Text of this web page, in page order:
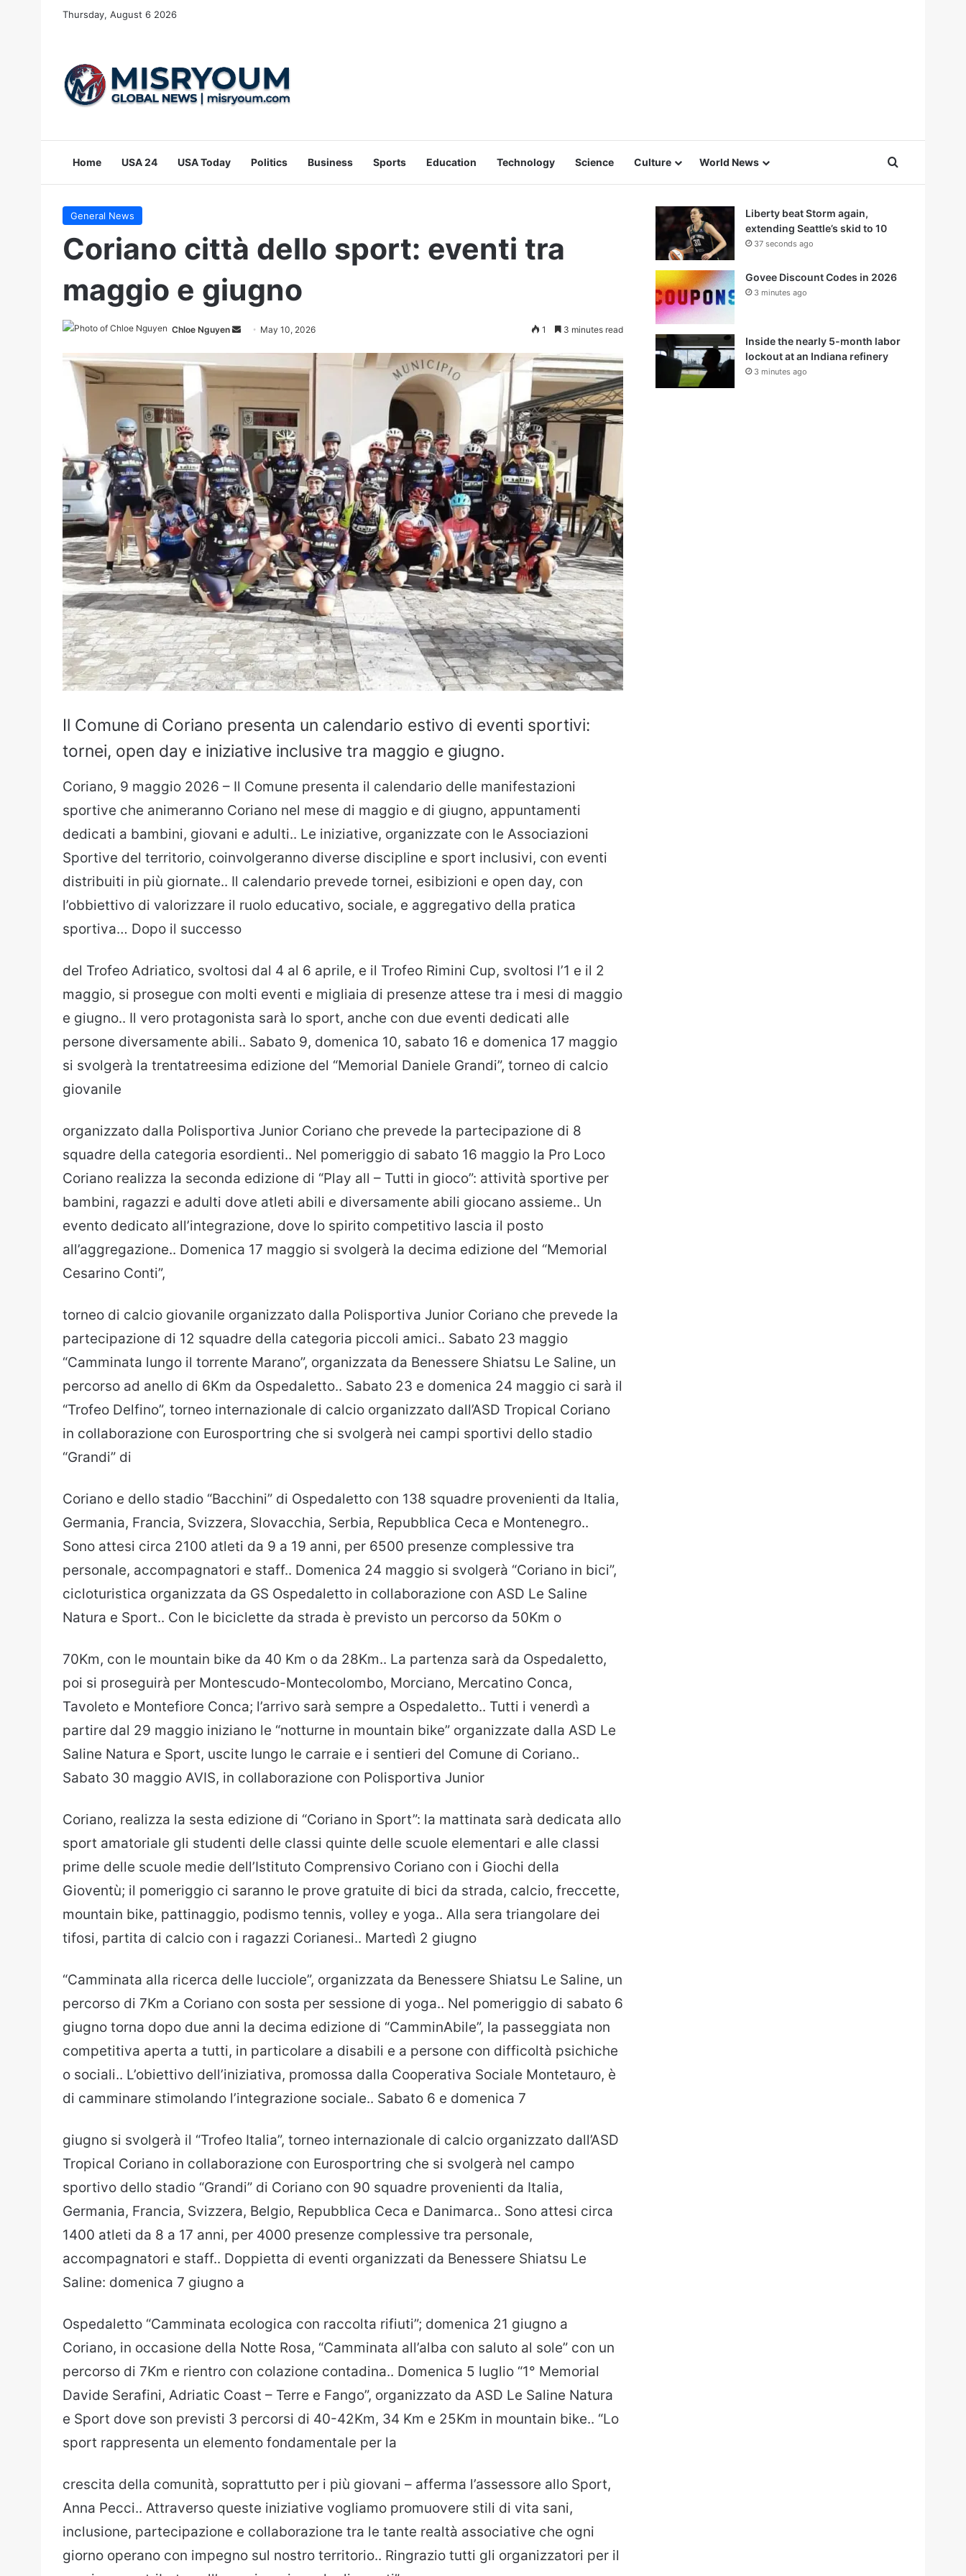
Thursday, August 6 2026
Home USA 24 USA Today Politics Business Sports Education Technology Science Culture World News Search for
General News
Coriano città dello sport: eventi tra
maggio e giugno
Chloe Nguyen
Send
email
May 10, 2026 1 3 minutes read
Il Comune di Coriano presenta un calendario estivo di eventi sportivi:
tornei, open day e iniziative inclusive tra maggio e giugno.
Coriano, 9 maggio 2026 – Il Comune presenta il calendario delle manifestazioni
sportive che animeranno Coriano nel mese di maggio e di giugno, appuntamenti
dedicati a bambini, giovani e adulti.. Le iniziative, organizzate con le Associazioni
Sportive del territorio, coinvolgeranno diverse discipline e sport inclusivi, con eventi
distribuiti in più giornate.. Il calendario prevede tornei, esibizioni e open day, con
l’obbiettivo di valorizzare il ruolo educativo, sociale, e aggregativo della pratica
sportiva… Dopo il successo
del Trofeo Adriatico, svoltosi dal 4 al 6 aprile, e il Trofeo Rimini Cup, svoltosi l’1 e il 2
maggio, si prosegue con molti eventi e migliaia di presenze attese tra i mesi di maggio
e giugno.. Il vero protagonista sarà lo sport, anche con due eventi dedicati alle
persone diversamente abili.. Sabato 9, domenica 10, sabato 16 e domenica 17 maggio
si svolgerà la trentatreesima edizione del “Memorial Daniele Grandi”, torneo di calcio
giovanile
organizzato dalla Polisportiva Junior Coriano che prevede la partecipazione di 8
squadre della categoria esordienti.. Nel pomeriggio di sabato 16 maggio la Pro Loco
Coriano realizza la seconda edizione di “Play all – Tutti in gioco”: attività sportive per
bambini, ragazzi e adulti dove atleti abili e diversamente abili giocano assieme.. Un
evento dedicato all’integrazione, dove lo spirito competitivo lascia il posto
all’aggregazione.. Domenica 17 maggio si svolgerà la decima edizione del “Memorial
Cesarino Conti”,
torneo di calcio giovanile organizzato dalla Polisportiva Junior Coriano che prevede la
partecipazione di 12 squadre della categoria piccoli amici.. Sabato 23 maggio
“Camminata lungo il torrente Marano”, organizzata da Benessere Shiatsu Le Saline, un
percorso ad anello di 6Km da Ospedaletto.. Sabato 23 e domenica 24 maggio ci sarà il
“Trofeo Delfino”, torneo internazionale di calcio organizzato dall’ASD Tropical Coriano
in collaborazione con Eurosportring che si svolgerà nei campi sportivi dello stadio
“Grandi” di
Coriano e dello stadio “Bacchini” di Ospedaletto con 138 squadre provenienti da Italia,
Germania, Francia, Svizzera, Slovacchia, Serbia, Repubblica Ceca e Montenegro..
Sono attesi circa 2100 atleti da 9 a 19 anni, per 6500 presenze complessive tra
personale, accompagnatori e staff.. Domenica 24 maggio si svolgerà “Coriano in bici”,
cicloturistica organizzata da GS Ospedaletto in collaborazione con ASD Le Saline
Natura e Sport.. Con le biciclette da strada è previsto un percorso da 50Km o
70Km, con le mountain bike da 40 Km o da 28Km.. La partenza sarà da Ospedaletto,
poi si proseguirà per Montescudo-Montecolombo, Morciano, Mercatino Conca,
Tavoleto e Montefiore Conca; l’arrivo sarà sempre a Ospedaletto.. Tutti i venerdì a
partire dal 29 maggio iniziano le “notturne in mountain bike” organizzate dalla ASD Le
Saline Natura e Sport, uscite lungo le carraie e i sentieri del Comune di Coriano..
Sabato 30 maggio AVIS, in collaborazione con Polisportiva Junior
Coriano, realizza la sesta edizione di “Coriano in Sport”: la mattinata sarà dedicata allo
sport amatoriale gli studenti delle classi quinte delle scuole elementari e alle classi
prime delle scuole medie dell’Istituto Comprensivo Coriano con i Giochi della
Gioventù; il pomeriggio ci saranno le prove gratuite di bici da strada, calcio, freccette,
mountain bike, pattinaggio, podismo tennis, volley e yoga.. Alla sera triangolare dei
tifosi, partita di calcio con i ragazzi Corianesi.. Martedì 2 giugno
“Camminata alla ricerca delle lucciole”, organizzata da Benessere Shiatsu Le Saline, un
percorso di 7Km a Coriano con sosta per sessione di yoga.. Nel pomeriggio di sabato 6
giugno torna dopo due anni la decima edizione di “CamminAbile”, la passeggiata non
competitiva aperta a tutti, in particolare a disabili e a persone con difficoltà psichiche
o sociali.. L’obiettivo dell’iniziativa, promossa dalla Cooperativa Sociale Montetauro, è
di camminare stimolando l’integrazione sociale.. Sabato 6 e domenica 7
giugno si svolgerà il “Trofeo Italia”, torneo internazionale di calcio organizzato dall’ASD
Tropical Coriano in collaborazione con Eurosportring che si svolgerà nel campo
sportivo dello stadio “Grandi” di Coriano con 90 squadre provenienti da Italia,
Germania, Francia, Svizzera, Belgio, Repubblica Ceca e Danimarca.. Sono attesi circa
1400 atleti da 8 a 17 anni, per 4000 presenze complessive tra personale,
accompagnatori e staff.. Doppietta di eventi organizzati da Benessere Shiatsu Le
Saline: domenica 7 giugno a
Ospedaletto “Camminata ecologica con raccolta rifiuti”; domenica 21 giugno a
Coriano, in occasione della Notte Rosa, “Camminata all’alba con saluto al sole” con un
percorso di 7Km e rientro con colazione contadina.. Domenica 5 luglio “1° Memorial
Davide Serafini, Adriatic Coast – Terre e Fango”, organizzato da ASD Le Saline Natura
e Sport dove son previsti 3 percorsi di 40-42Km, 34 Km e 25Km in mountain bike.. “Lo
sport rappresenta un elemento fondamentale per la
crescita della comunità, soprattutto per i più giovani – afferma l’assessore allo Sport,
Anna Pecci.. Attraverso queste iniziative vogliamo promuovere stili di vita sani,
inclusione, partecipazione e collaborazione tra le tante realtà associative che ogni
giorno operano con impegno sul nostro territorio.. Ringrazio tutti gli organizzatori per il
Liberty beat Storm again,
extending Seattle’s skid to 10
37 seconds ago
Govee Discount Codes in 2026
3 minutes ago
Inside the nearly 5-month labor
lockout at an Indiana refinery
3 minutes ago